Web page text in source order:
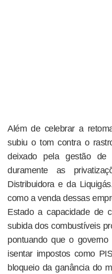
Além de celebrar a
subiu o tom contra o
deixado pela gestão de
duramente as
Distribuidora e da
como a venda dessas
Estado a capacidade de
subida dos combustíveis
pontuando que o
isentar impostos como
bloqueio da ganância do